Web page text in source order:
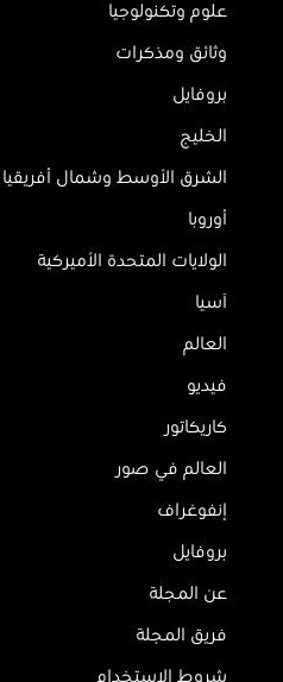
علوم وتكنولوجيا
وثائق ومذكرات
بروفايل
الخليج
الشرق الأوسط وشمال أفريقيا
أوروبا
الولايات المتحدة الأميركية
آسيا
العالم
فيديو
كاريكاتور
العالم في صور
إنفوغراف
بروفايل
عن المجلة
فريق المجلة
شروط الاستخدام